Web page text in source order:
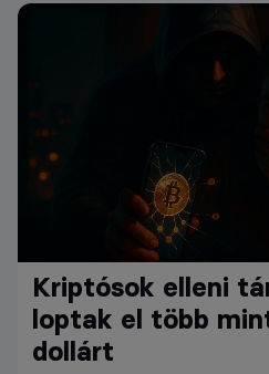
Kriptósok elleni
loptak el több
dollárt